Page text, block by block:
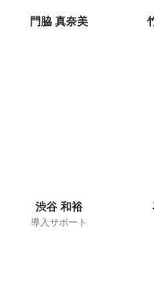
門脇 真奈美
渋谷 和裕
導入サポート